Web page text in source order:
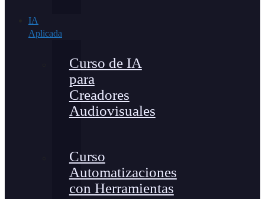
IA
Aplicada
Curso de IA
para
Creadores
Audiovisuales
Curso
Automatizaciones
con Herramientas